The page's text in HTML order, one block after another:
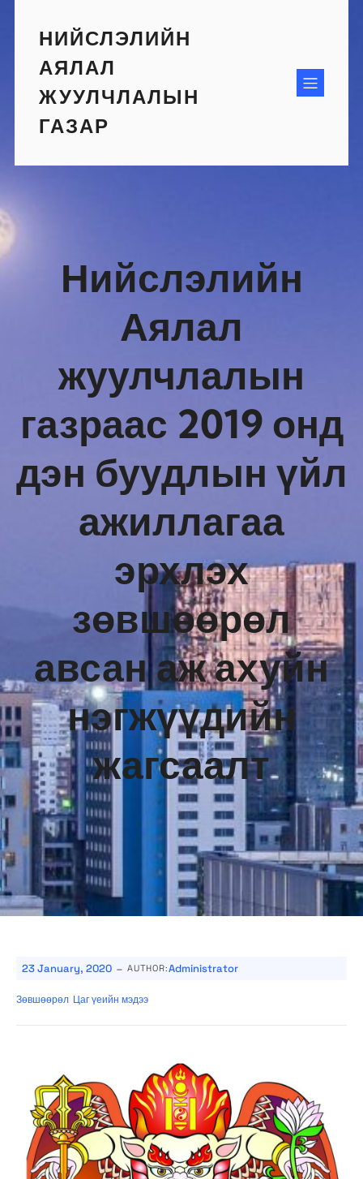
contentНИЙСЛЭЛИЙН
АЯЛАЛ
ЖУУЛЧЛАЛЫН
ГАЗАР
Нийслэлийн
Аялал
жуулчлалын
газраас 2019 онд
дэн буудлын үйл
ажиллагаа
эрхлэх
зөвшөөрөл
авсан аж ахуйн
нэгжүүдийн
жагсаалт
23 January, 2020 - AUTHOR:Administrator
Зөвшөөрөл Цаг үеийн мэдээ